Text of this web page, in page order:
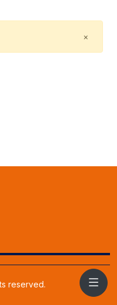
×
reserved.